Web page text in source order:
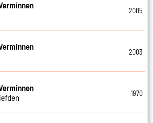
2005
2003
1970